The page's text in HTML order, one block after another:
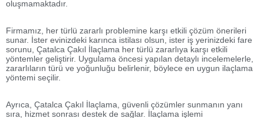
oluşmamaktadır.
Firmamız, her türlü zararlı problemine karşı etkili çözüm önerileri
sunar. İster evinizdeki karınca istilası olsun, ister iş yerinizdeki fare
sorunu, Çatalca Çakıl İlaçlama her türlü zararlıya karşı etkili
yöntemler geliştirir. Uygulama öncesi yapılan detaylı incelemelerle,
zararlıların türü ve yoğunluğu belirlenir, böylece en uygun ilaçlama
yöntemi seçilir.
Ayrıca, Çatalca Çakıl İlaçlama, güvenli çözümler sunmanın yanı
sıra, hizmet sonrası destek de sağlar. İlaçlama işlemi